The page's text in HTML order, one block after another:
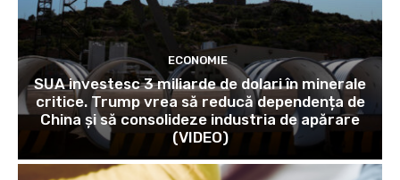
ECONOMIE
SUA investesc 3 miliarde de dolari în minerale
critice. Trump vrea să reducă dependența de
China și să consolideze industria de apărare
(VIDEO)